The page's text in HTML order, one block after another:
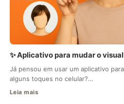
✨ Aplicativo para mudar o
Já pensou em usar um aplicativo
alguns toques no celular?…
Leia mais